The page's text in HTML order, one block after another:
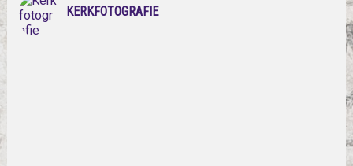
KERKFOTOGRAFIE